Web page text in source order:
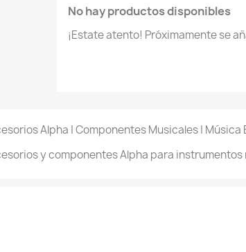
No hay productos disponibles
¡Estate atento! Próximamente se
Alpha | Componentes Musicales | Música
y componentes Alpha para